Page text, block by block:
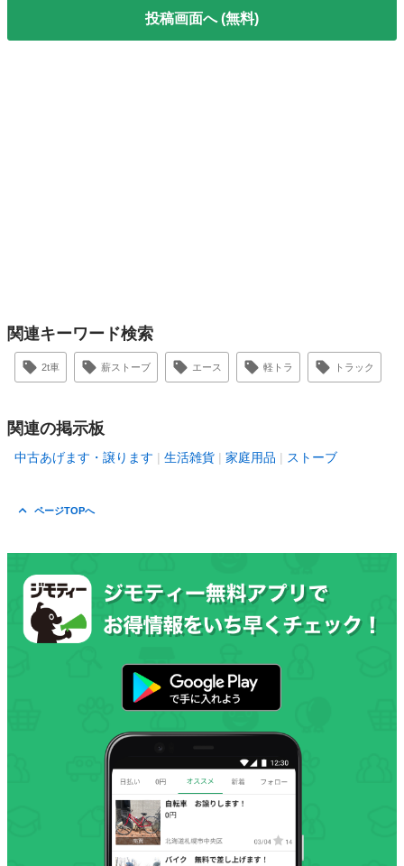
投稿画面へ (無料)
関連キーワード検索
2t車 薪ストーブ エース 軽トラ トラック
関連の掲示板
中古あげます・譲ります 生活雑貨 家庭用品 ストーブ
ページTOPへ